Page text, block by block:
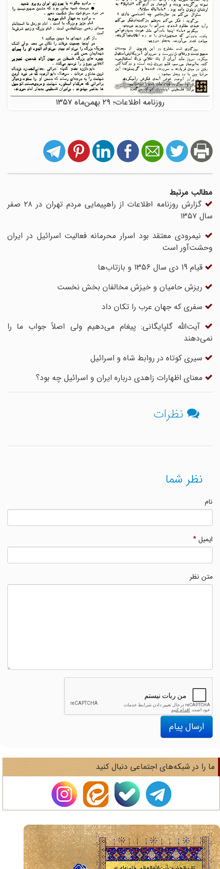
روزنامه اطلاعات؛ ۲۹ بهمن‌ماه ۱۳۵۷
مطالب مرتبط
گزارش روزنامه اطلاعات از راهپیمایی مردم تهران در ۲۸ صفر
سال ۱۳۵۷
نیمرودی معتقد بود اسرار محرمانه فعالیت اسرائیل در ایران
وحشت‌آور است
قیام 19 دی سال 1356 و بازتاب‌ها
ریزش حامیان و خیزش مخالفان بخش نخست
سفری که جهان عرب را تکان داد
آیت‌الله گلپایگانی: پیغام می‌دهیم ولی اصلاً جواب ما را
نمی‌دهند
‌سیری‌ کوتاه‌ در روابط‌ شاه‌ و اسرائیل‌ ‌ ‌
معنای اظهارات زاهدی درباره ایران و اسرائیل چه بود؟
نظرات
نظر شما
ایمیل*
متن نظر
ارسال پیام
را در شبکه‌های اجتماعی دنبال کنید